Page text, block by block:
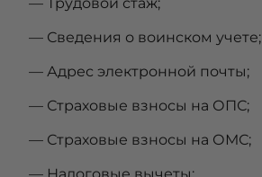
— Сведения о воинском учете;
— Адрес электронной почты;
— Страховые взносы на ОПС;
— Страховые взносы на ОМС;